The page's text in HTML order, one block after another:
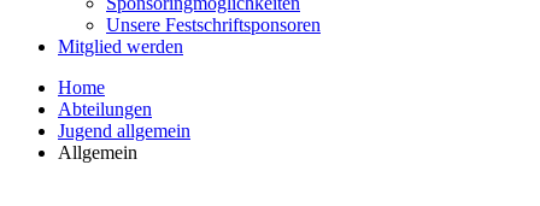
Unsere Festschriftsponsoren
Mitglied werden
Home
Abteilungen
Jugend allgemein
Allgemein